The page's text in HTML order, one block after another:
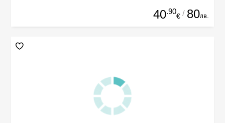
40.90
€ / 80лв.